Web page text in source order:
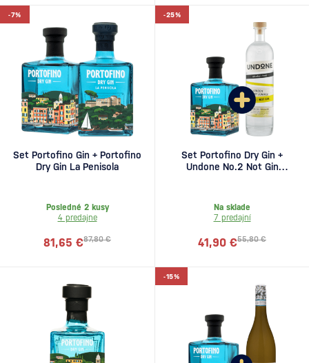
-7%
Set Portofino Gin + Portofino
Dry Gin La Penisola
Posledné 2 kusy
4 predajne
87,80 €
81,65 €
-25%
Set Portofino Dry Gin +
Undone No.2 Not Gin
Na sklade
7 predajní
55,80 €
41,90 €
-15%